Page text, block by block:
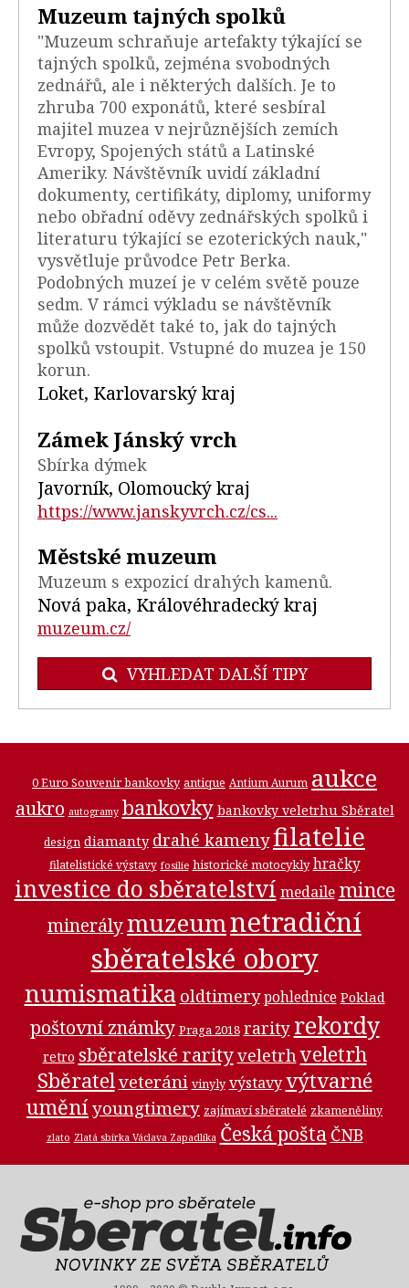
Muzeum tajných spolků
"Muzeum schraňuje artefakty týkající se
tajných spolků, zejména svobodných
zednářů, ale i některých dalších. Je to
zhruba 700 exponátů, které sesbíral
majitel muzea v nejrůznějších zemích
Evropy, Spojených států a Latinské
Ameriky. Návštěvník uvidí základní
dokumenty, certifikáty, diplomy, uniformy
nebo obřadní oděvy zednářských spolků i
literaturu týkající se ezoterických nauk,"
vysvětluje průvodce Petr Berka.
Podobných muzeí je v celém světě pouze
sedm. V rámci výkladu se návštěvník
může dozvědět také to, jak do tajných
spolků vstoupit. Vstupné do muzea je 150
korun.
Loket, Karlovarský kraj
Zámek Jánský vrch
Sbírka dýmek
Javorník, Olomoucký kraj
https://www.janskyvrch.cz/cs...
Městské muzeum
Muzeum s expozicí drahých kamenů.
Nová paka, Královéhradecký kraj
muzeum.cz/
VYHLEDAT DALŠÍ TIPY
0 Euro Souvenir bankovky antique Antium Aurum aukce
aukro autogramy bankovky bankovky veletrhu Sběratel
design diamanty drahé kamenyfilatelie
filatelistické výstavy fosilie historické motocykly hračky
investice do sběratelství medaile mince
minerálymuzeumnetradiční
sběratelské obory
numismatika oldtimery pohlednice Poklad
poštovní známky Praga 2018 rarity rekordy
retro sběratelské rarityveletrhveletrh
Sběratelveteráni vinyly výstavy výtvarné
uměníyoungtimery zajímaví sběratelé zkameněliny
zlato Zlatá sbírka Václava Zapadlíka Česká pošta ČNB